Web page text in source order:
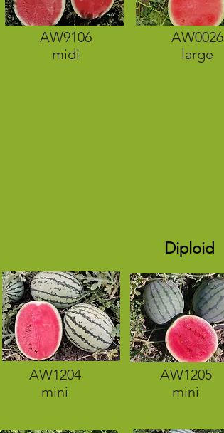
AW9106
midi
AW0026
large
Diploid
AW1204
mini
AW1205
mini